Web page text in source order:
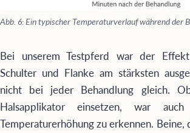
Abb. 6: Ein typischer Temperaturverlauf während der
Bei unserem Testpferd war der
Schulter und Flanke am stärksten
nicht bei jeder Behandlung gleich.
Halsapplikator einsetzen, war
Temperaturerhöhung zu erkennen.